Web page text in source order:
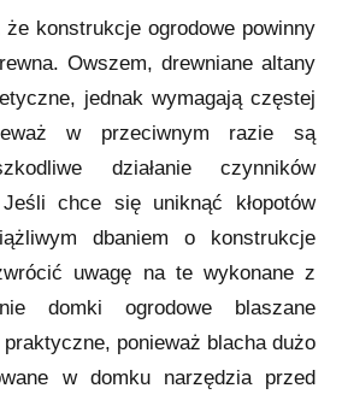
konstrukcje ogrodowe powinny
Owszem, drewniane altany
jednak wymagają częstej
w przeciwnym razie są
działanie czynników
chce się uniknąć kłopotów
dbaniem o konstrukcje
uwagę na te wykonane z
domki ogrodowe blaszane
ponieważ blacha dużo
w domku narzędzia przed